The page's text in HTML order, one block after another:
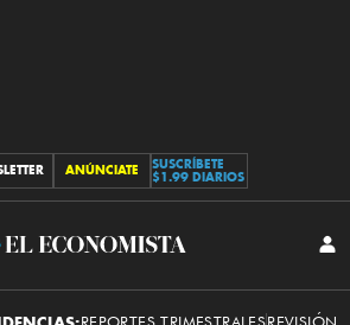
ANÚNCIATE
SUSCRÍBETE
$1.99 DIARIOS
El
REPORTES TRIMESTRALESREVISIÓN